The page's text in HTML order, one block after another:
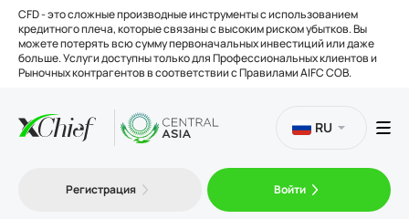
CFD - это сложные производные инструменты с использованием
кредитного плеча, которые связаны с высоким риском убытков. Вы
можете потерять всю сумму первоначальных инвестиций или даже
больше. Услуги доступны только для Профессиональных клиентов и
Рыночных контрагентов в соответствии с Правилами AIFC COB.
Торговля
RU
Регистрация Войти